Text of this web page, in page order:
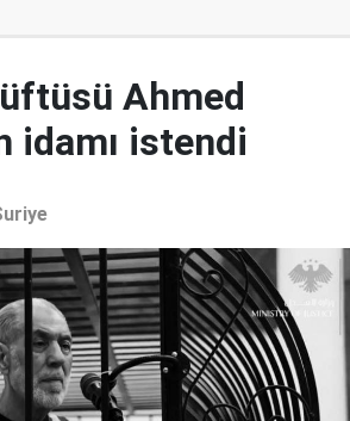
Ahmed
idamı istendi